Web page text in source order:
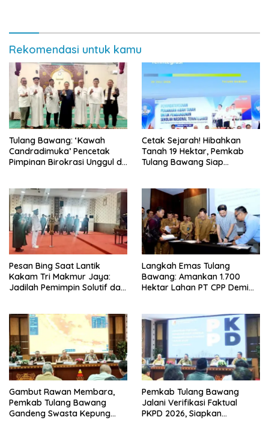
Rekomendasi untuk kamu
Tulang Bawang: ‘Kawah
Candradimuka’ Pencetak
Pimpinan Birokrasi Unggul di
Cetak Sejarah! Hibahkan
Tanah 19 Hektar, Pemkab
Tulang Bawang Siap
Lampung
Pesan Bing Saat Lantik
Kakam Tri Makmur Jaya:
Jadilah Pemimpin Solutif dan
Langkah Emas Tulang
Bawang: Amankan 1.700
Hektar Lahan PT CPP Demi
Gambut Rawan Membara,
Pemkab Tulang Bawang
Gandeng Swasta Kepung
Pemkab Tulang Bawang
Jalani Verifikasi Faktual
PKPD 2026, Siapkan